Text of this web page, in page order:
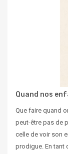
Quand nos
Que faire quand
peut-être pas de
celle de voir son
prodigue. En tant